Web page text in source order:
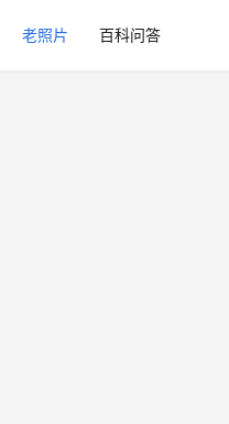
老照片 百科问答